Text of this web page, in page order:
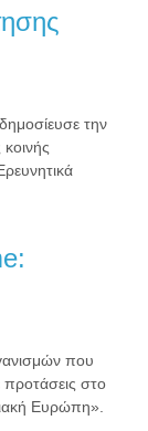
την
που
προτάσεις στο
Ευρώπη».